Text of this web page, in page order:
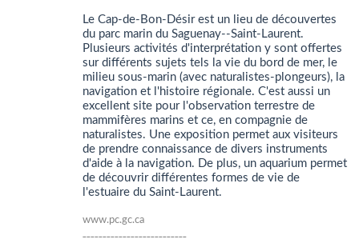
Le Cap-de-Bon-Désir est un lieu de découvertes
du parc marin du Saguenay--Saint-Laurent.
Plusieurs activités d'interprétation y sont offertes
sur différents sujets tels la vie du bord de mer, le
milieu sous-marin (avec naturalistes-plongeurs), la
navigation et l'histoire régionale. C'est aussi un
excellent site pour l'observation terrestre de
mammifères marins et ce, en compagnie de
naturalistes. Une exposition permet aux visiteurs
de prendre connaissance de divers instruments
d'aide à la navigation. De plus, un aquarium permet
de découvrir différentes formes de vie de
l'estuaire du Saint-Laurent.
www.pc.gc.ca